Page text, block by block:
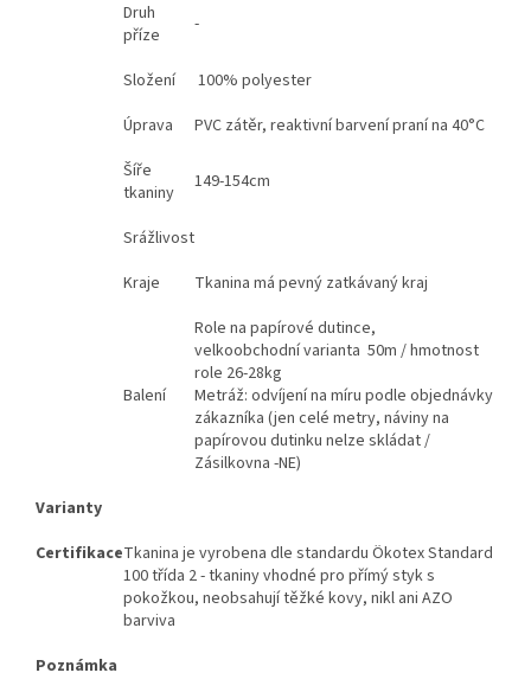
Druh
příze
-
Složení
100% polyester
Úprava
PVC zátěr, reaktivní barvení praní na 40°C
Šíře
tkaniny
149-154cm
Srážlivost
Kraje
Tkanina má pevný zatkávaný kraj
Balení
Role na papírové dutince,
velkoobchodní varianta 50m / hmotnost
role 26-28kg
Metráž: odvíjení na míru podle objednávky
zákazníka (jen celé metry, náviny na
papírovou dutinku nelze skládat /
Zásilkovna -NE)
Varianty
CertifikaceTkanina je vyrobena dle standardu Ökotex Standard
100 třída 2 - tkaniny vhodné pro přímý styk s
pokožkou, neobsahují těžké kovy, nikl ani AZO
barviva
Poznámka